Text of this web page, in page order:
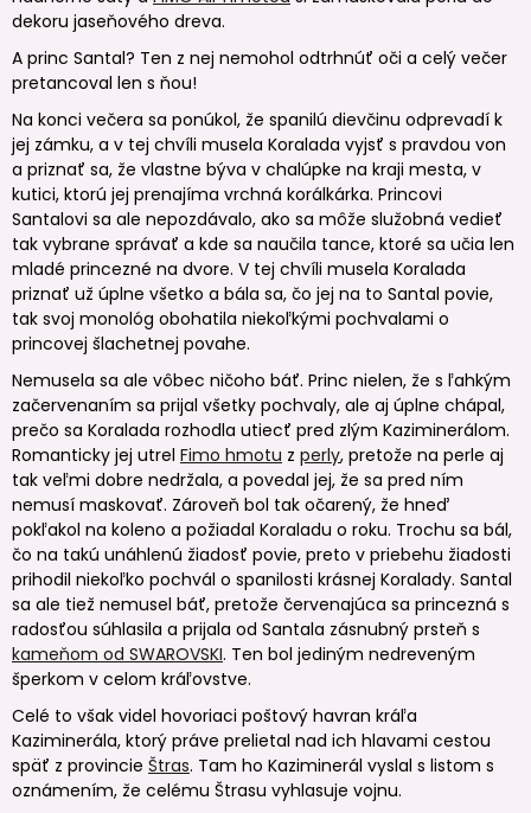
dekoru jaseňového dreva.
A princ Santal? Ten z nej nemohol odtrhnúť oči a celý večer
pretancoval len s ňou!
Na konci večera sa ponúkol, že spanilú dievčinu odprevadí k
jej zámku, a v tej chvíli musela Koralada vyjsť s pravdou von
a priznať sa, že vlastne býva v chalúpke na kraji mesta, v
kutici, ktorú jej prenajíma vrchná korálkárka. Princovi
Santalovi sa ale nepozdávalo, ako sa môže služobná vedieť
tak vybrane správať a kde sa naučila tance, ktoré sa učia len
mladé princezné na dvore. V tej chvíli musela Koralada
priznať už úplne všetko a bála sa, čo jej na to Santal povie,
tak svoj monológ obohatila niekoľkými pochvalami o
princovej šlachetnej povahe.
Nemusela sa ale vôbec ničoho báť. Princ nielen, že s ľahkým
začervenaním sa prijal všetky pochvaly, ale aj úplne chápal,
prečo sa Koralada rozhodla utiecť pred zlým Kaziminerálom.
Romanticky jej utrel Fimo hmotu z perly, pretože na perle aj
tak veľmi dobre nedržala, a povedal jej, že sa pred ním
nemusí maskovať. Zároveň bol tak očarený, že hneď
pokľakol na koleno a požiadal Koraladu o roku. Trochu sa bál,
čo na takú unáhlenú žiadosť povie, preto v priebehu žiadosti
prihodil niekoľko pochvál o spanilosti krásnej Koralady. Santal
sa ale tiež nemusel báť, pretože červenajúca sa princezná s
radosťou súhlasila a prijala od Santala zásnubný prsteň s
kameňom od SWAROVSKI. Ten bol jediným nedreveným
šperkom v celom kráľovstve.
Celé to však videl hovoriaci poštový havran kráľa
Kaziminerála, ktorý práve prelietal nad ich hlavami cestou
späť z provincie Štras. Tam ho Kaziminerál vyslal s listom s
oznámením, že celému Štrasu vyhlasuje vojnu.